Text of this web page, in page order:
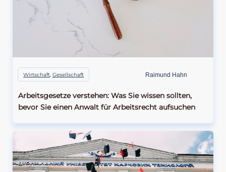
Wirtschaft, Gesellschaft Raimund Hahn
Arbeitsgesetze verstehen: Was Sie wissen sollten,
bevor Sie einen Anwalt für Arbeitsrecht aufsuchen